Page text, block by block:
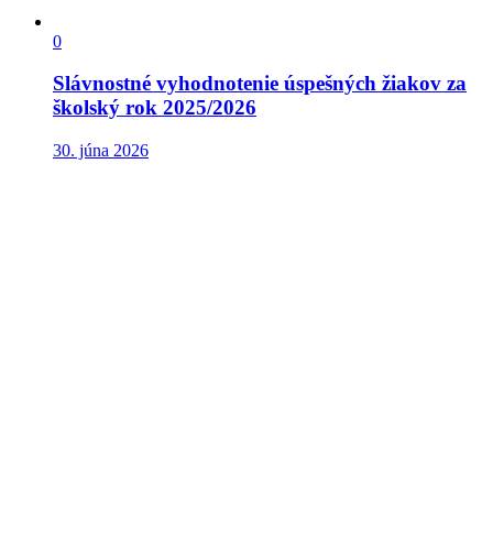
0
Slávnostné vyhodnotenie úspešných žiakov za
školský rok 2025/2026
30. júna 2026